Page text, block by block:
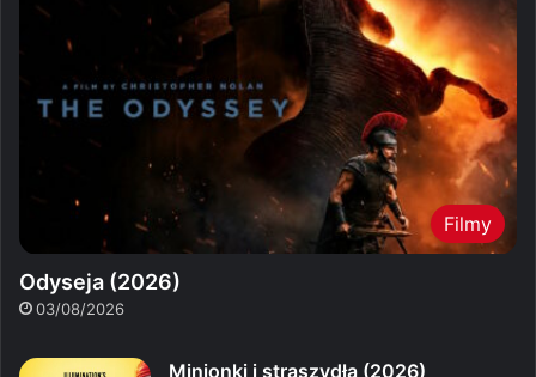
Filmy
Odyseja (2026)
03/08/2026
Minionki i straszydła (2026)